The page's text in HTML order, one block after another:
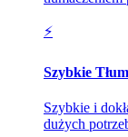
⚡
Szybkie
Szybkie i
dużych